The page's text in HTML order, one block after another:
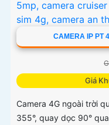
CAMERA IP PT
Giá
Camera 4G ngoài trời
355°, quay dọc 90°